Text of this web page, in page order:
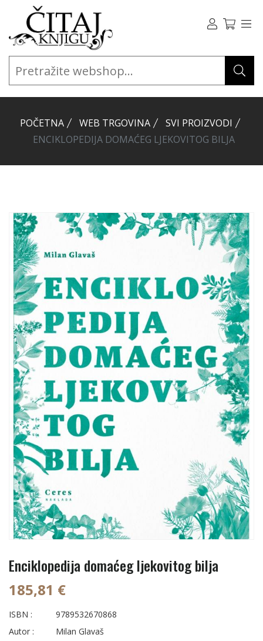
POČETNA WEB TRGOVINA
SVI PROIZVODI
ENCIKLOPEDIJA DOMAĆEG LJEKOVITOG BILJA
Enciklopedija domaćeg ljekovitog bilja
185,81 €
ISBN :
9789532670868
Autor :
Milan Glavaš